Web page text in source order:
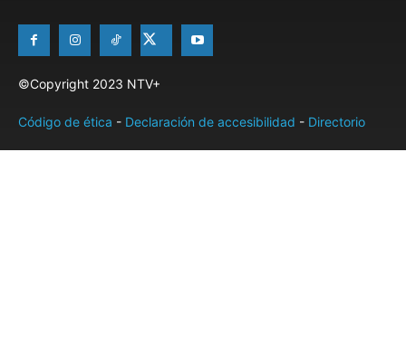
©Copyright 2023 NTV+
Código de ética - Declaración de accesibilidad - Directorio